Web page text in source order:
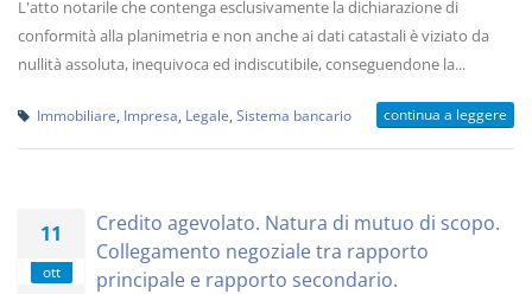
L'atto notarile che contenga esclusivamente la dichiarazione di
conformità alla planimetria e non anche ai dati catastali è viziato da
nullità assoluta, inequivoca ed indiscutibile, conseguendone la...
Immobiliare Impresa Legale Sistema bancario continua a leggere
11
ott
Credito agevolato. Natura di mutuo di scopo.
Collegamento negoziale tra rapporto
principale e rapporto secondario.